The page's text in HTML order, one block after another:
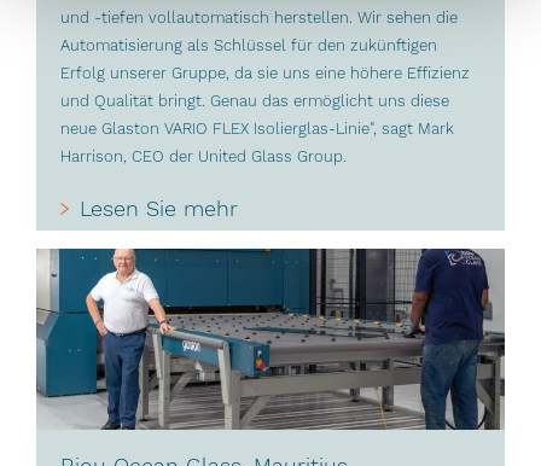
und -tiefen vollautomatisch herstellen. Wir sehen die
Automatisierung als Schlüssel für den zukünftigen
Erfolg unserer Gruppe, da sie uns eine höhere Effizienz
und Qualität bringt. Genau das ermöglicht uns diese
neue Glaston VARIO FLEX Isolierglas-Linie", sagt Mark
Harrison, CEO der United Glass Group.
Lesen Sie mehr